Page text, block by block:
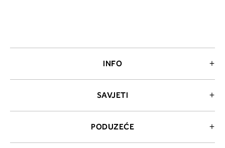
INFO
SAVJETI
PODUZEĆE